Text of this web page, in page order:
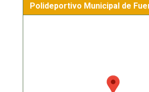
Polideportivo Municipal de